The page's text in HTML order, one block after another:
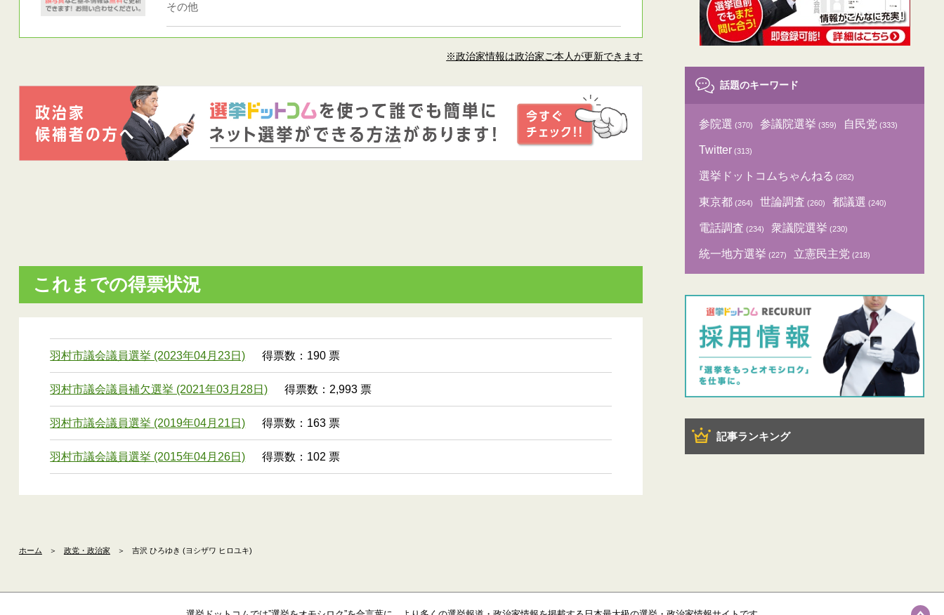
その他
※政治家情報は政治家ご本人が更新できます
これまでの得票状況
羽村市議会議員選挙 (2023年04月23日) 得票数：190 票
羽村市議会議員補欠選挙 (2021年03月28日) 得票数：2,993 票
羽村市議会議員選挙 (2019年04月21日) 得票数：163 票
羽村市議会議員選挙 (2015年04月26日) 得票数：102 票
話題のキーワード
参院選 (370) 参議院選挙 (359) 自民党 (333)
Twitter (313)
選挙ドットコムちゃんねる (282)
東京都 (264) 世論調査 (260) 都議選 (240)
電話調査 (234) 衆議院選挙 (230)
統一地方選挙 (227) 立憲民主党 (218)
記事ランキング
ホーム ＞ 政党・政治家 ＞ 吉沢 ひろゆき (ヨシザワ ヒロユキ)